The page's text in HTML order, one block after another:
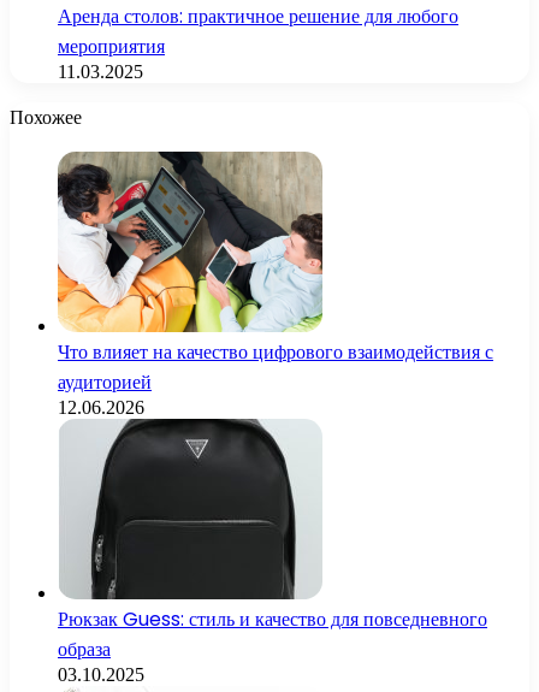
Аренда столов: практичное решение для любого
мероприятия
11.03.2025
Похожее
Что влияет на качество цифрового взаимодействия с
аудиторией
12.06.2026
Рюкзак Guess: стиль и качество для повседневного
образа
03.10.2025